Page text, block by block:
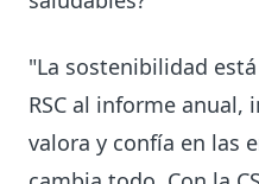
"La sostenibilidad
RSC al informe anual,
valora y confía en las